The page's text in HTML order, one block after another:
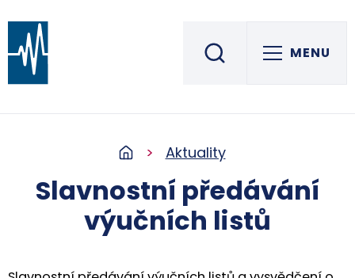
Střední škola informatiky, elektrotechniky a řemesel
ROŽNOV POD RADHOŠTĚM MENU
Aktuality
Slavnostní předávání
výučních listů